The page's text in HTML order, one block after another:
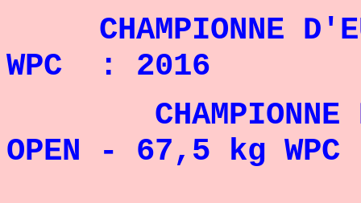
CHAMPIONNE
WPC : 2016
CHAMPIONNE
OPEN - 67,5 kg